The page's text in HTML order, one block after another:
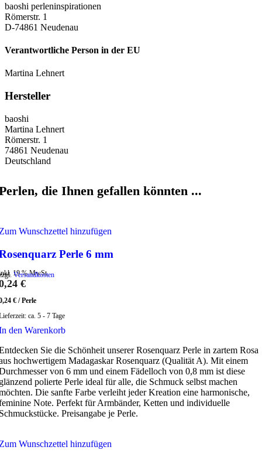
baoshi perleninspirationen
Römerstr. 1
D-74861 Neudenau
Verantwortliche Person in der EU
Martina Lehnert
Hersteller
baoshi
Martina Lehnert
Römerstr. 1
74861 Neudenau
Deutschland
die Ihnen gefallen könnten ...
Wunschzettel hinzufügen
Perle 6 mm
19 % MwSt.
Versandkosten
€
€ /Perle
ca. 5 - 7 Tage
den Warenkorb
Sie die Schönheit unserer Rosenquarz Perle in zartem Rosa
hochwertigem Madagaskar Rosenquarz (Qualität A). Mit einem
von 6 mm und einem Fädelloch von 0,8 mm ist diese
polierte Perle ideal für alle, die Schmuck selbst machen
Die sanfte Farbe verleiht jeder Kreation eine harmonische,
Note. Perfekt für Armbänder, Ketten und individuelle
Preisangabe je Perle.
Wunschzettel hinzufügen